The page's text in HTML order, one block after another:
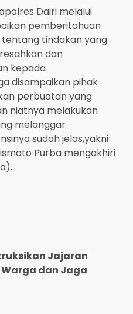
Dairi melalui
pemberitahuan
tindakan yang
dan
kepada
disampaikan pihak
perbuatan yang
niatnya melakukan
melanggar
sudah jelas,yakni
Purba mengakhiri
Jajaran
dan Jaga